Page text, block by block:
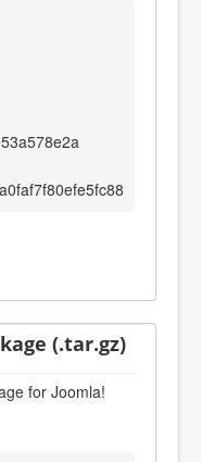
(.tar.gz)
for Joomla!